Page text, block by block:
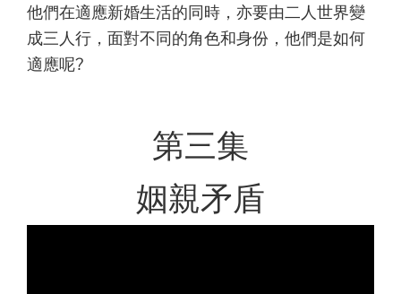
他們在適應新婚生活的同時，亦要由二人世界變
成三人行，面對不同的角色和身份，他們是如何
適應呢?
第三集
姻親矛盾